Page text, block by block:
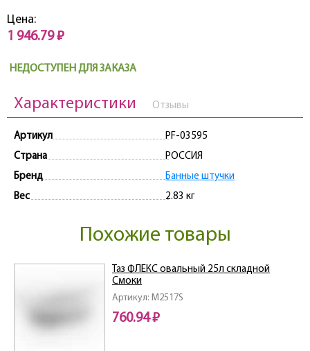
Цена:
1 946.79 ₽
НЕДОСТУПЕН ДЛЯ ЗАКАЗА
Характеристики Отзывы
Артикул
PF-03595
Страна
РОССИЯ
Бренд
Банные штучки
Вес
2.83 кг
Похожие товары
Артикул: M2517S
Таз ФЛЕКС овальный 25л складной
Смоки
760.94 ₽